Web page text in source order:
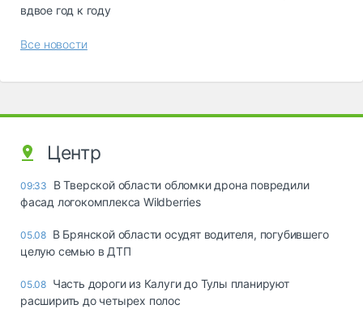
вдвое год к году
Все новости
Центр
09:33
В Тверской области обломки дрона повредили
фасад логокомплекса Wildberries
05.08 В Брянской области осудят водителя, погубившего
целую семью в ДТП
05.08 Часть дороги из Калуги до Тулы планируют
расширить до четырех полос